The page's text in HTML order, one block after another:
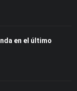
en el último